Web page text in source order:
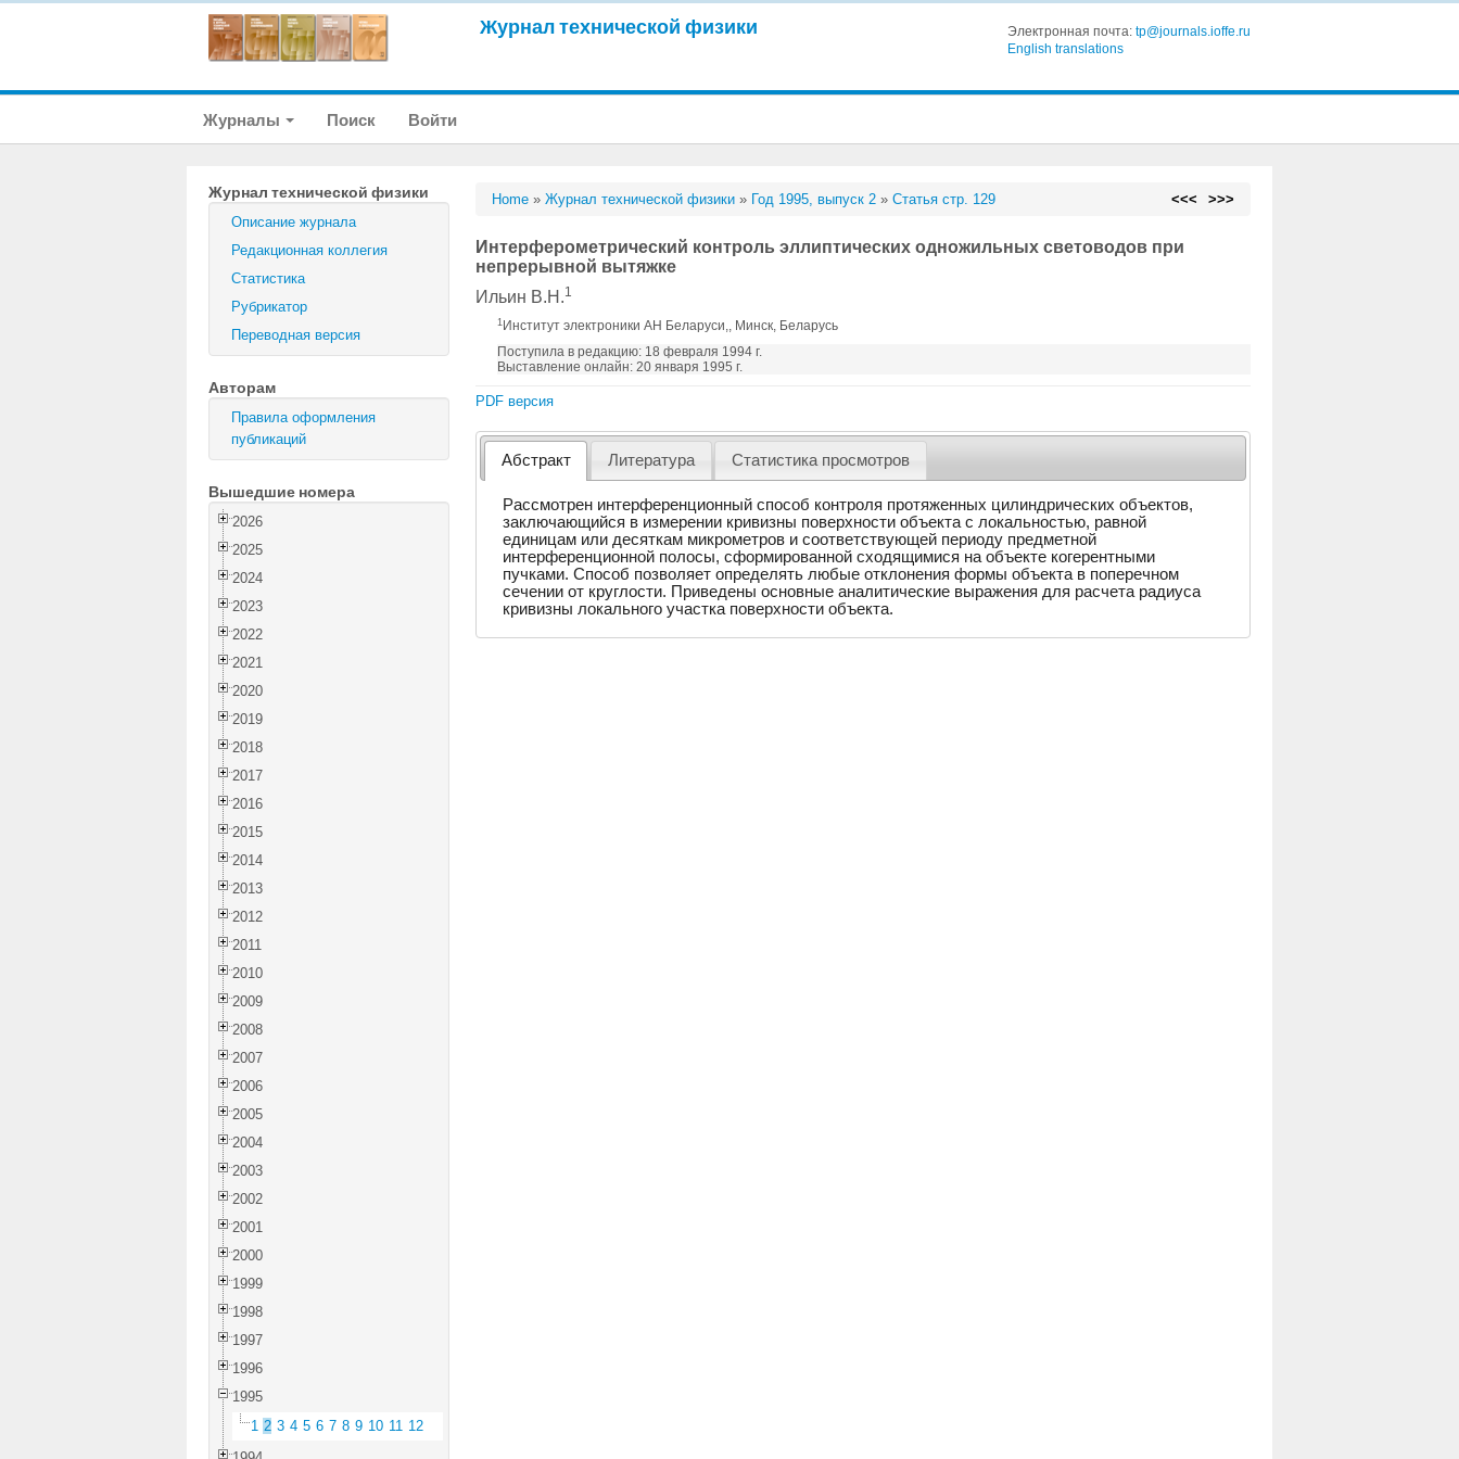
Журнал технической физики Электронная почта: tp@journals.ioffe.ru
English translations
Журналы Поиск Войти
Журнал технической физики
Описание журнала
Редакционная коллегия
Статистика
Рубрикатор
Переводная версия
Авторам
Правила оформления
публикаций
Вышедшие номера
2026
2025
2024
2023
2022
2021
2020
2019
2018
2017
2016
2015
2014
2013
2012
2011
2010
2009
2008
2007
2006
2005
2004
2003
2002
2001
2000
1999
1998
1997
1996
1995
1 2 3 4 5 6 7 8 9 10 11 12
Home »Журнал технической физики » Год 1995, выпуск 2 »Статья стр. 129 <<< >>>
Интерферометрический контроль эллиптических одножильных световодов при
непрерывной вытяжке
Ильин В.Н.1
1 Институт электроники АН Беларуси,, Минск, Беларусь
Поступила в редакцию: 18 февраля 1994 г.
Выставление онлайн: 20 января 1995 г.
PDF версия
Абстракт Литература Статистика просмотров
Рассмотрен интерференционный способ контроля протяженных цилиндрических объектов,
заключающийся в измерении кривизны поверхности объекта с локальностью, равной
единицам или десяткам микрометров и соответствующей периоду предметной
интерференционной полосы, сформированной сходящимися на объекте когерентными
пучками. Способ позволяет определять любые отклонения формы объекта в поперечном
сечении от круглости. Приведены основные аналитические выражения для расчета радиуса
кривизны локального участка поверхности объекта.